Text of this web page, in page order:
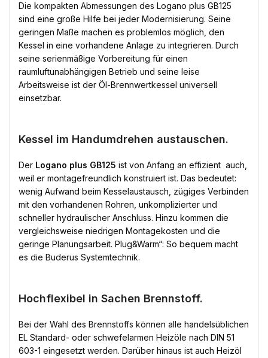
Die kompakten Abmessungen des Logano plus GB125
sind eine große Hilfe bei jeder Modernisierung. Seine
geringen Maße machen es problemlos möglich, den
Kessel in eine vorhandene Anlage zu integrieren. Durch
seine serienmäßige Vorbereitung für einen
raumluftunabhängigen Betrieb und seine leise
Arbeitsweise ist der Öl-Brennwertkessel universell
einsetzbar.
Kessel im Handumdrehen austauschen.
Der Logano plus GB125 ist von Anfang an effizient  auch,
weil er montagefreundlich konstruiert ist. Das bedeutet:
wenig Aufwand beim Kesselaustausch, zügiges Verbinden
mit den vorhandenen Rohren, unkomplizierter und
schneller hydraulischer Anschluss. Hinzu kommen die
vergleichsweise niedrigen Montagekosten und die
geringe Planungsarbeit. Plug&Warm“: So bequem macht
es die Buderus Systemtechnik.
Hochflexibel in Sachen Brennstoff.
Bei der Wahl des Brennstoffs können alle handelsüblichen
EL Standard- oder schwefelarmen Heizöle nach DIN 51
603-1 eingesetzt werden. Darüber hinaus ist auch Heizöl